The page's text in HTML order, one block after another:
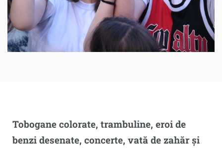
Tobogane colorate, trambuline, eroi de
benzi desenate, concerte, vată de zahăr și